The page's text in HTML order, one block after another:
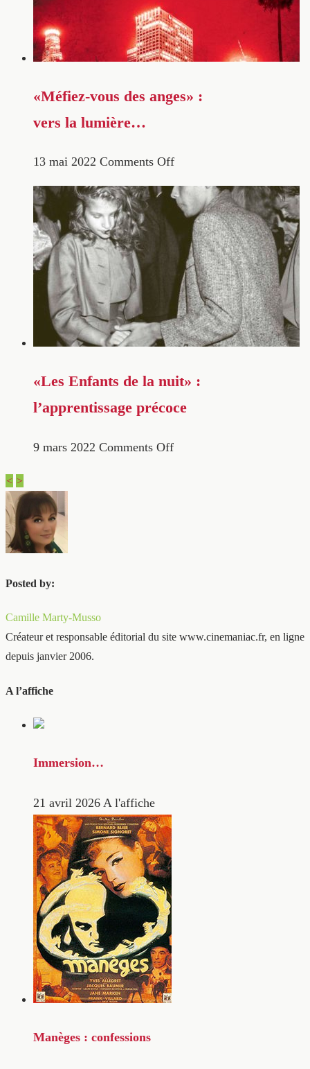
«Méfiez-vous des anges» :
vers la lumière…
13 mai 2022 Comments Off
«Les Enfants de la nuit» :
l’apprentissage précoce
9 mars 2022 Comments Off
< >
Posted by:
Camille Marty-Musso
Créateur et responsable éditorial du site www.cinemaniac.fr, en ligne
depuis janvier 2006.
A l’affiche
Immersion…
21 avril 2026 A l'affiche
Manèges : confessions